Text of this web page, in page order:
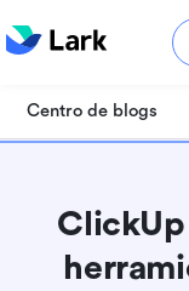
Centro de blogs